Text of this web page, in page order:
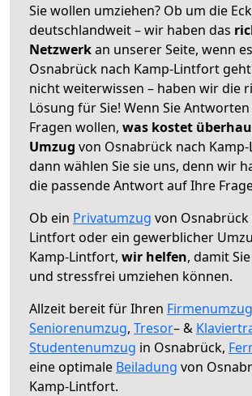
Sie wollen umziehen? Ob um die
deutschlandweit – wir haben das
Netzwerkan unserer Seite, wenn
Osnabrück nach Kamp-Lintfort
nicht weiterwissen – haben wir die
Lösung für Sie! Wenn Sie
Fragen wollen, was kostet
Umzug von Osnabrück nach
dann wählen Sie sie uns, denn wir
die passende Antwort auf Ihre
Ob ein Privatumzug von Osnabrück
Lintfort oder ein gewerblicher
Kamp-Lintfort, wir helfen, damit
und stressfrei umziehen können.
Allzeit bereit für Ihren Firmenumzug
Seniorenumzug, Tresor– &
Studentenumzug in Osnabrück,
eine optimale Beiladung von
Kamp-Lintfort.